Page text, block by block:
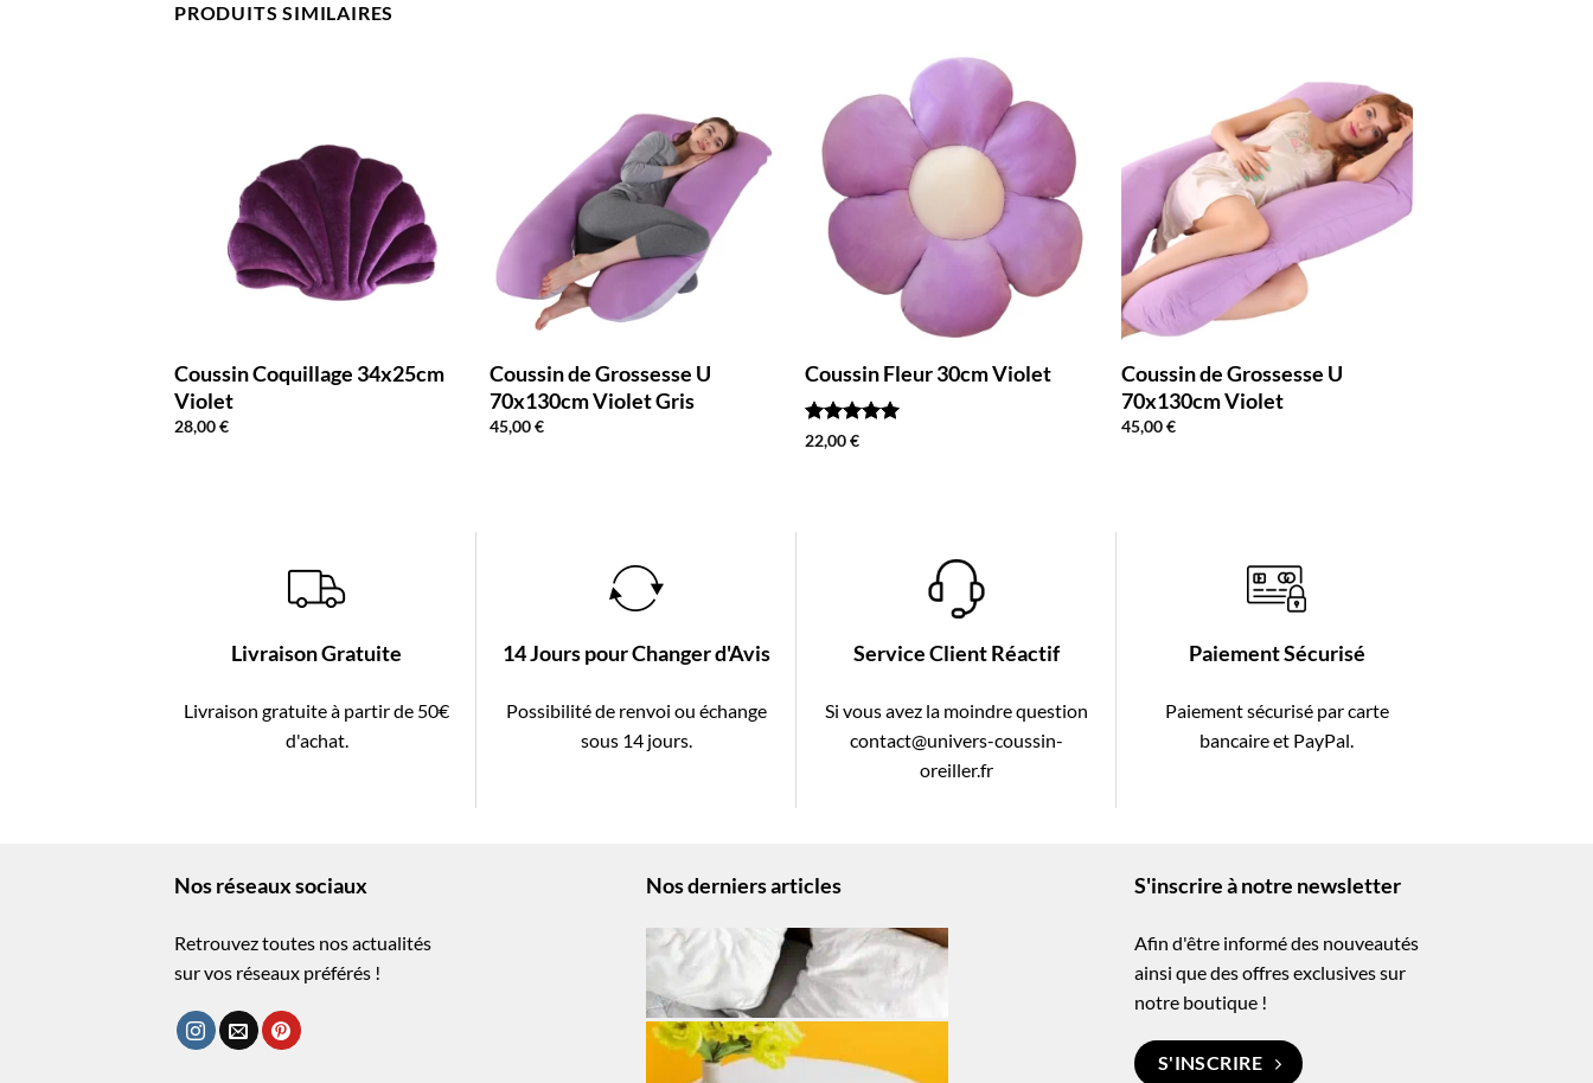
PRODUITS SIMILAIRES
Coussin Coquillage 34x25cm
Violet
28,00€
Coussin de Grossesse U
70x130cm Violet Gris
45,00€
Coussin Fleur 30cm Violet
Note5
22,00€
Coussin de Grossesse U
70x130cm Violet
45,00€
Livraison Gratuite
Livraison gratuite à partir de 50€
d'achat.
14 Jours pour Changer d'Avis
Possibilité de renvoi ou échange
sous 14 jours.
Service Client Réactif
Si vous avez la moindre question
contact@univers-coussin-
oreiller.fr
Paiement Sécurisé
Paiement sécurisé par carte
bancaire et PayPal.
Nos réseaux sociaux
Retrouvez toutes nos actualités
sur vos réseaux préférés !
Nos derniers articles S'inscrire à notre newsletter
Afin d'être informé des nouveautés
ainsi que des offres exclusives sur
notre boutique !
S'INSCRIRE